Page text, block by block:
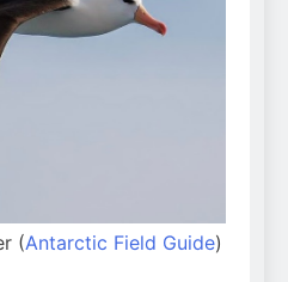
(Antarctic Field Guide)